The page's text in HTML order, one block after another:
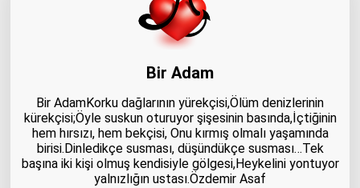
Bir Adam
Bir AdamKorku dağlarının yürekçisi,Ölüm denizlerinin
kürekçisi;Öyle suskun oturuyor şişesinin basında,İçtiğinin
hem hırsızı, hem bekçisi, Onu kırmış olmalı yaşamında
birisi.Dinledikçe susması, düşündükçe susması…Tek
başına iki kişi olmuş kendisiyle gölgesi,Heykelini yontuyor
yalnızlığın ustası.Özdemir Asaf